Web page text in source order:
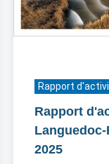
Rapport
Rapport
2025